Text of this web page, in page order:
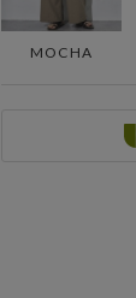
MOCHA